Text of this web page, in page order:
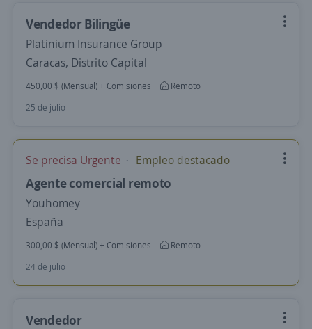
Vendedor Bilingüe
Platinium Insurance Group
Caracas, Distrito Capital
450,00 $ (Mensual) + Comisiones
Remoto
25 de julio
Se precisa Urgente Empleo destacado
Agente comercial remoto
Youhomey
España
300,00 $ (Mensual) + Comisiones
Remoto
24 de julio
Vendedor